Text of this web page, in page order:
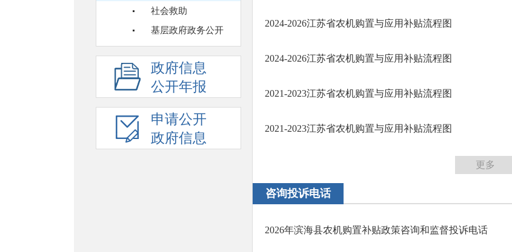
社会救助
基层政府政务公开
政府信息
公开年报
申请公开
政府信息
2024-2026江苏省农机购置与应用补贴流程图
2024-2026江苏省农机购置与应用补贴流程图
2021-2023江苏省农机购置与应用补贴流程图
2021-2023江苏省农机购置与应用补贴流程图
更多
咨询投诉电话
2026年滨海县农机购置补贴政策咨询和监督投诉电话